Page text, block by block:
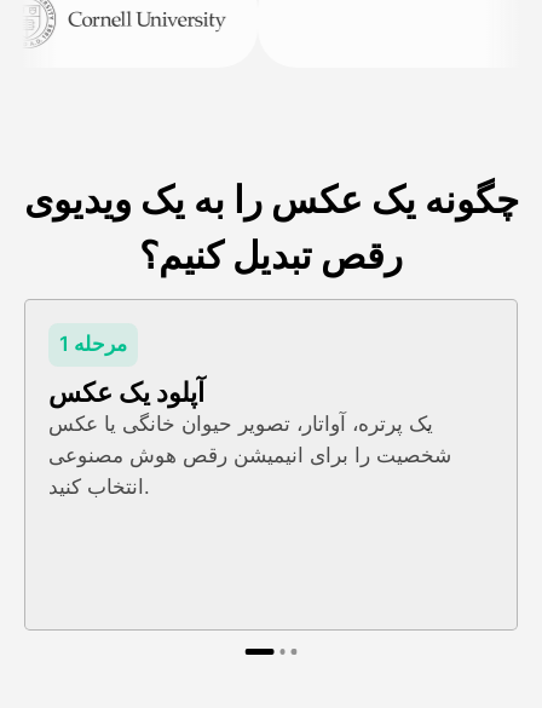
چگونه یک عکس را به یک ویدیوی
رقص تبدیل کنیم؟
مرحله 1
آپلود یک عکس
یک پرتره، آواتار، تصویر حیوان خانگی یا عکس
شخصیت را برای انیمیشن رقص هوش مصنوعی
انتخاب کنید.